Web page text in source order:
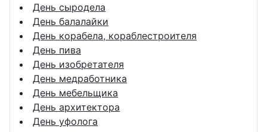
День сыродела
День балалайки
День корабела, кораблестроителя
День пива
День изобретателя
День медработника
День мебельщика
День архитектора
День уфолога